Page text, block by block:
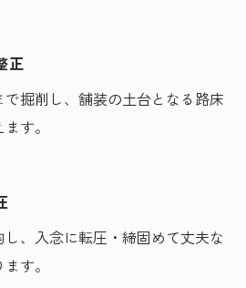
正
で掘削し、舗装の土台となる路床
す。
、入念に転圧・締固めて丈夫な
す。